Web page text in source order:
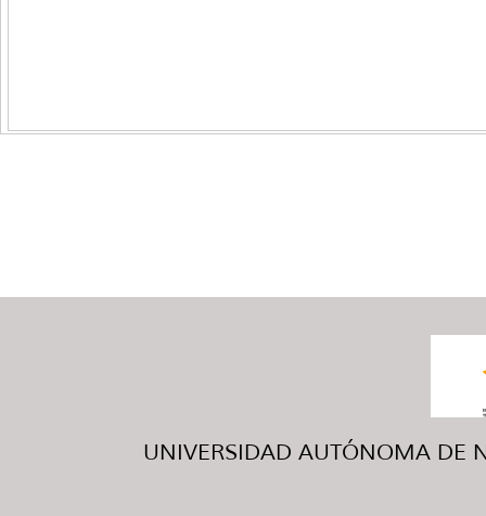
UNIVERSIDAD AUTÓNOMA DE